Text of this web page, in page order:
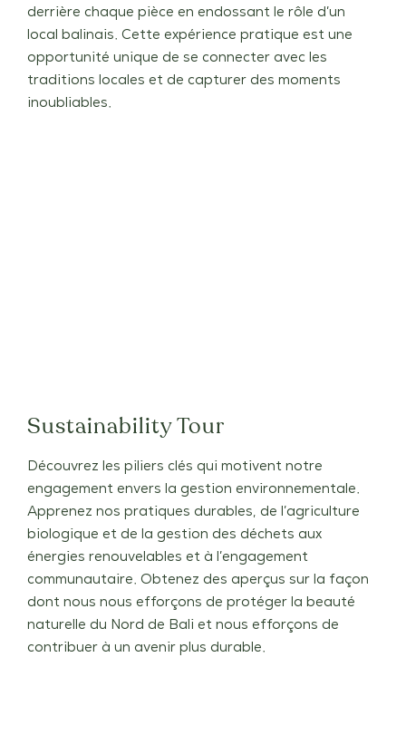
derrière chaque pièce en endossant le rôle d’un
local balinais. Cette expérience pratique est une
opportunité unique de se connecter avec les
traditions locales et de capturer des moments
inoubliables.
Sustainability Tour
Découvrez les piliers clés qui motivent notre
engagement envers la gestion environnementale.
Apprenez nos pratiques durables, de l’agriculture
biologique et de la gestion des déchets aux
énergies renouvelables et à l’engagement
communautaire. Obtenez des aperçus sur la façon
dont nous nous efforçons de protéger la beauté
naturelle du Nord de Bali et nous efforçons de
contribuer à un avenir plus durable.